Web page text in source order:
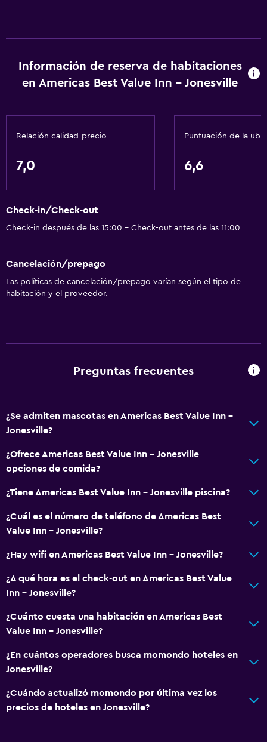
Información de reserva de habitaciones
en Americas Best Value Inn - Jonesville
Relación calidad-precio
7,0
Puntuación de la
6,6
Check-in/Check-out
Check-in después de las 15:00 - Check-out antes de las 11:00
Cancelación/prepago
Las políticas de cancelación/prepago varían según el tipo de
habitación y el proveedor.
Preguntas frecuentes
¿Se admiten mascotas en Americas Best Value Inn -
Jonesville?
¿Ofrece Americas Best Value Inn - Jonesville
opciones de comida?
¿Tiene Americas Best Value Inn - Jonesville piscina?
¿Cuál es el número de teléfono de Americas Best
Value Inn - Jonesville?
¿Hay wifi en Americas Best Value Inn - Jonesville?
¿A qué hora es el check-out en Americas Best Value
Inn - Jonesville?
¿Cuánto cuesta una habitación en Americas Best
Value Inn - Jonesville?
¿En cuántos operadores busca momondo hoteles en
Jonesville?
¿Cuándo actualizó momondo por última vez los
precios de hoteles en Jonesville?